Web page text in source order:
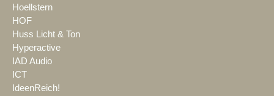
Hoellstern
HOF
Huss Licht & Ton
Hyperactive
IAD Audio
ICT
IdeenReich!